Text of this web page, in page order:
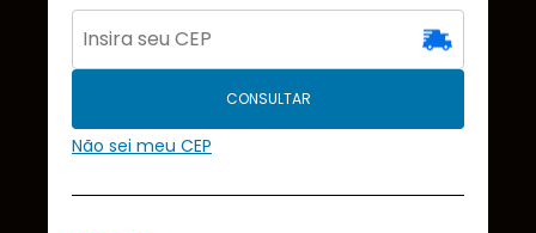
CONSULTAR
Não sei meu CEP